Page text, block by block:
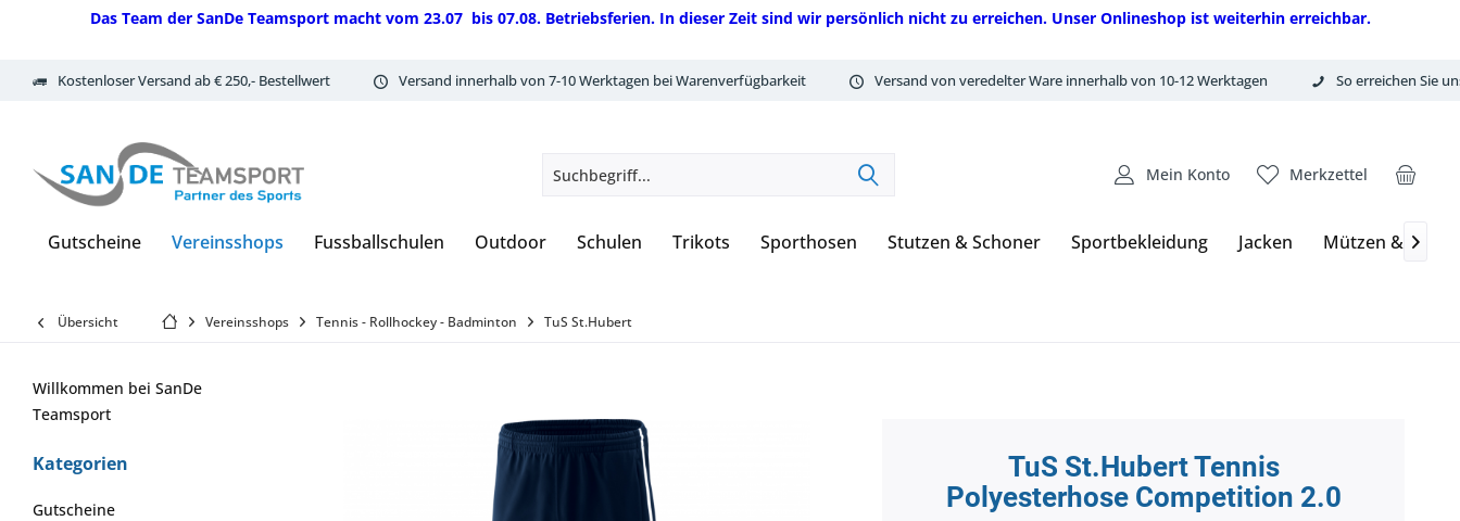
Das Team der SanDe Teamsport macht vom 23.07 bis 07.08. Betriebsferien. In dieser Zeit sind wir persönlich nicht zu erreichen. Unser Onlineshop ist weiterhin erreichbar.
Kostenloser Versand ab € 250,- Bestellwert Versand innerhalb von 7-10 Werktagen bei Warenverfügbarkeit Versand von veredelter Ware innerhalb von 10-12 Werktagen So erreichen Sie
Merkzettel
Mein Konto
Gutscheine Vereinsshops Fussballschulen Outdoor Schulen Trikots Sporthosen Stutzen & Schoner Sportbekleidung Jacken Mützen & 
Übersicht Vereinsshops Tennis - Rollhockey - Badminton TuS St.Hubert
Willkommen bei SanDe
Teamsport
Kategorien
Gutscheine
TuS St.Hubert Tennis
Polyesterhose Competition 2.0